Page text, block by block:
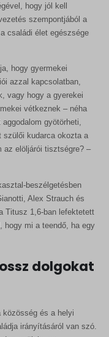
hogy jól kell
szempontjából a
családi élet egészsége
hogy gyermekei
azzal kapcsolatban,
vagy hogy a gyerekei
vétkeznek – néha
gyötörheti,
szülői kudarca okozta a
az elöljárói tisztségre? –
beszélgetésben
Alex Strauch és
Titusz 1,6-ban lefektetett
hogy mi a teendő, ha egy
dolgokat
közösség és a helyi
irányításáról van szó.